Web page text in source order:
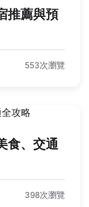
推薦與預
553次瀏覽
食、交通
398次瀏覽